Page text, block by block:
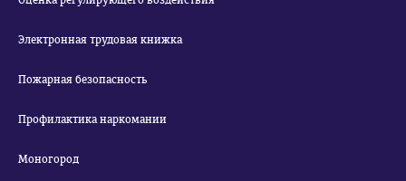
Электронная трудовая книжка
Пожарная безопасность
Профилактика наркомании
Моногород